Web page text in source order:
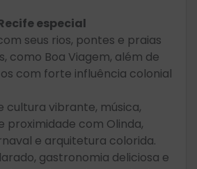
especial
seus rios, pontes e praias
como Boa Viagem, além de
com forte influência colonial
cultura vibrante, música,
proximidade com Olinda,
e arquitetura colorida.
gastronomia deliciosa e